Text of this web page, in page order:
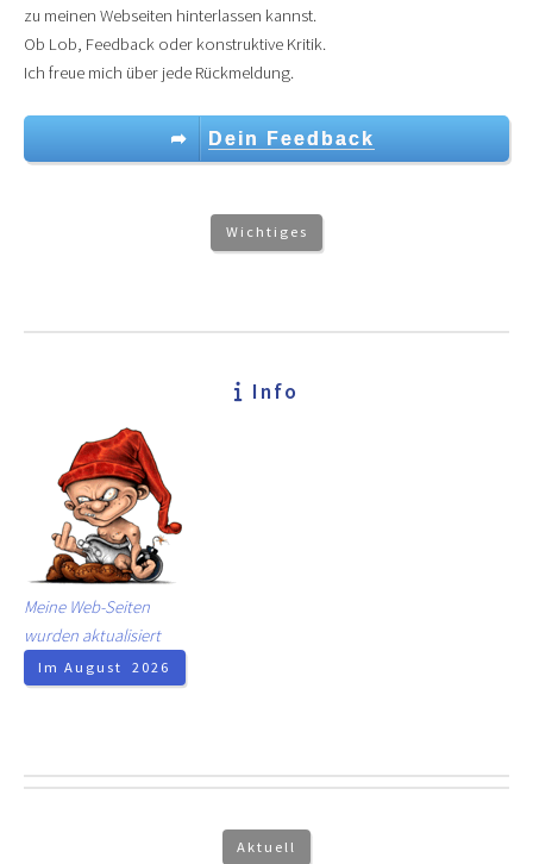
zu meinen Webseiten hinterlassen kannst.
Ob Lob, Feedback oder konstruktive Kritik.
Ich freue mich über jede Rückmeldung.
➦ Dein Feedback
Wichtiges
Info
Meine Web-Seiten
wurden aktualisiert
Im August 2026
Aktuell